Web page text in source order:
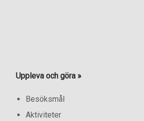
Uppleva och göra »
Besöksmål
Aktiviteter